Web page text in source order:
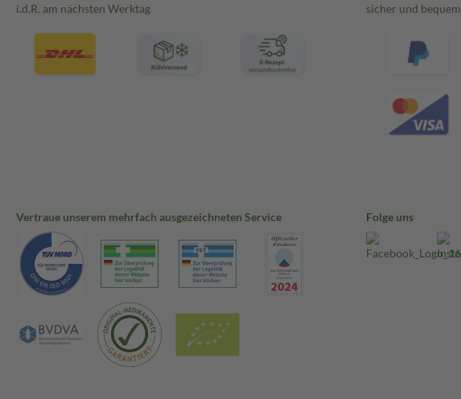
i.d.R. am nächsten Werktag
sicher und bequem
Vertraue unserem mehrfach ausgezeichneten Service Folge uns